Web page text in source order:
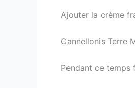
Ajouter la crème
Cannellonis Terre
Pendant ce temps